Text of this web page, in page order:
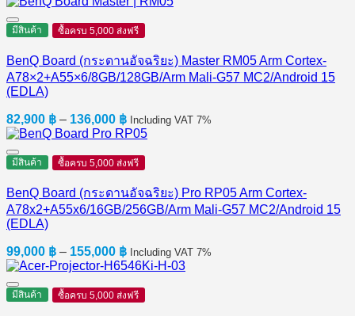
มีสินค้า ซื้อครบ 5,000 ส่งฟรี
BenQ Board (กระดานอัจฉริยะ) Master RM05 Arm Cortex-
A78×2+A55×6/8GB/128GB/Arm Mali-G57 MC2/Android 15
(EDLA)
82,900 ฿ – 136,000 ฿Price
range:
through
Including VAT 7%
มีสินค้า ซื้อครบ 5,000 ส่งฟรี
BenQ Board (กระดานอัจฉริยะ) Pro RP05 Arm Cortex-
A78x2+A55x6/16GB/256GB/Arm Mali-G57 MC2/Android 15
(EDLA)
99,000 ฿ – 155,000 ฿Price
range:
through
Including VAT 7%
มีสินค้า ซื้อครบ 5,000 ส่งฟรี